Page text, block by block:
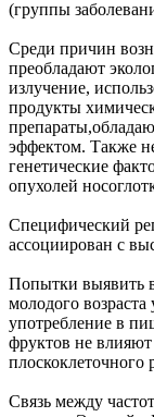
(группы
Среди причин
преобладают
излучение,
продукты
эффектом. Также
генетические
опухолей
Специфический
ассоциирован с
Попытки выявить
молодого возраста
употребление в
фруктов не
Связь между